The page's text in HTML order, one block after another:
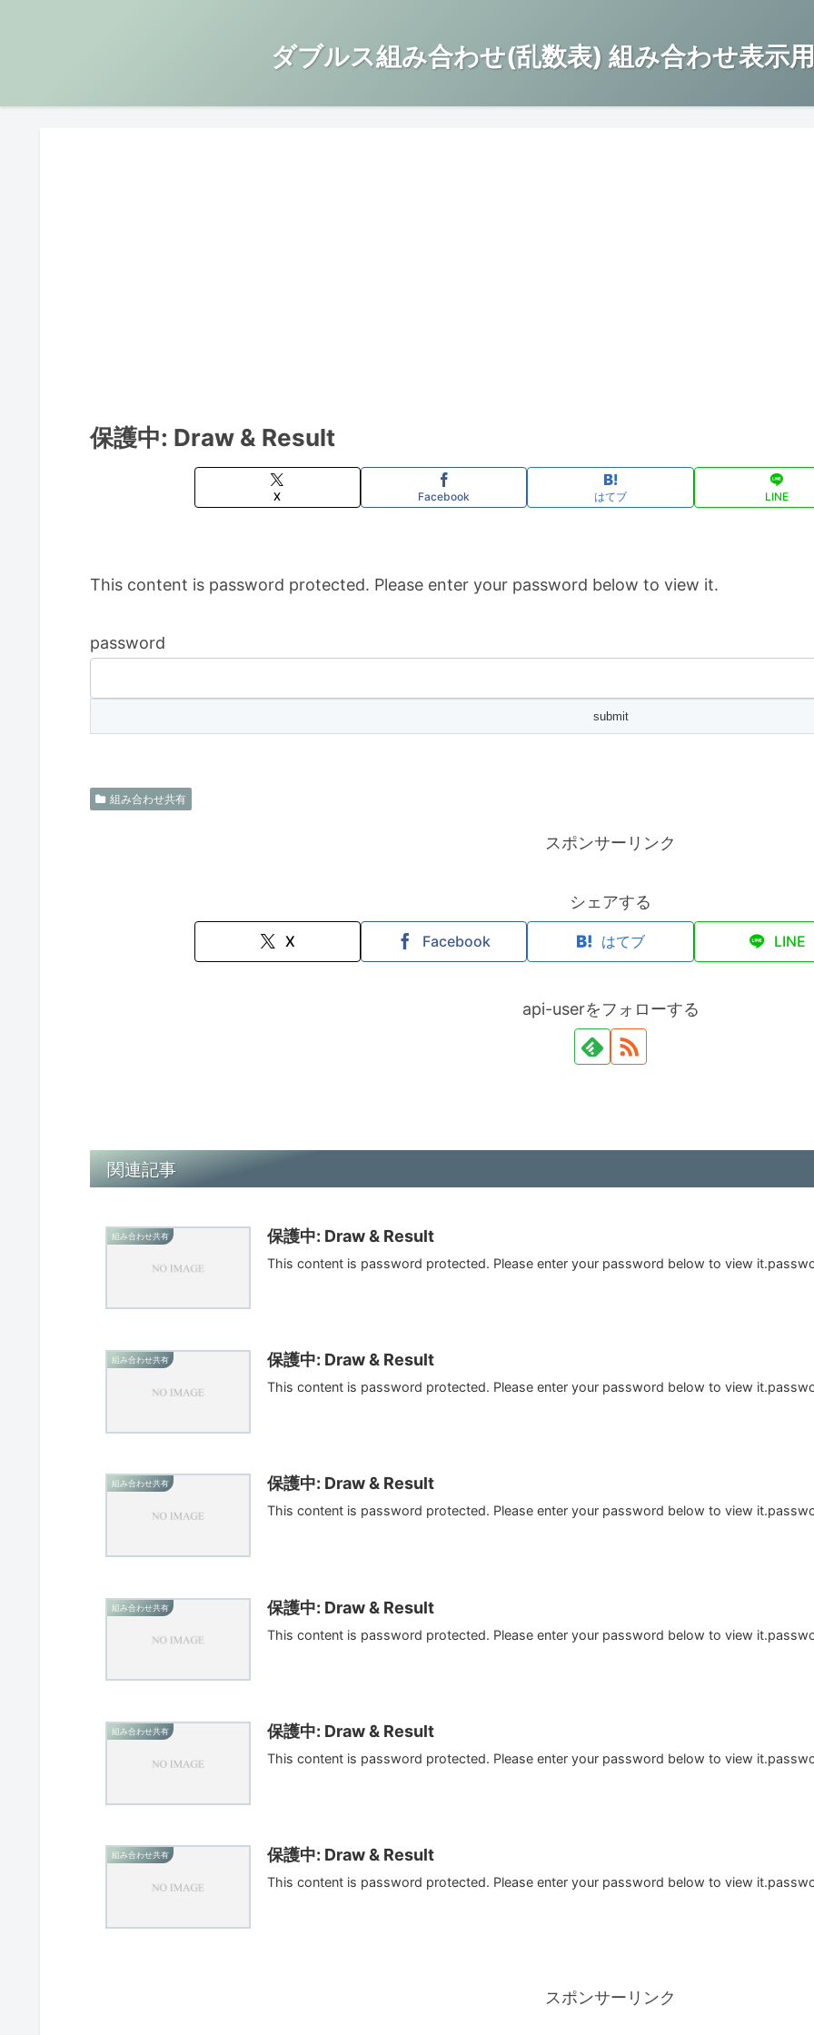
ダブルス組み合わせ(乱数表) 組み合わせ表示
保護中: Draw & Result
X Facebook はてブ LINE
This content is password protected. Please enter your password below to view it.
password
組み合わせ共有
スポンサーリンク
シェアする
X Facebook はてブ LINE
api-userをフォローする
関連記事
組み合わせ共有 保護中: Draw & Result
This content is password protected. Please enter your password below to view
組み合わせ共有 保護中: Draw & Result
This content is password protected. Please enter your password below to view
組み合わせ共有 保護中: Draw & Result
This content is password protected. Please enter your password below to view
組み合わせ共有 保護中: Draw & Result
This content is password protected. Please enter your password below to view
組み合わせ共有 保護中: Draw & Result
This content is password protected. Please enter your password below to view
組み合わせ共有 保護中: Draw & Result
This content is password protected. Please enter your password below to view
スポンサーリンク